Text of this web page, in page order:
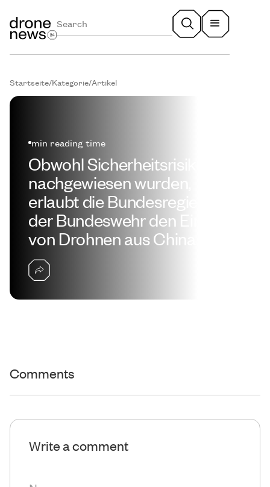
Startseite/Kategorie/Artikel
min reading time
Obwohl Sicherheitsrisiken
nachgewiesen wurden,
erlaubt die Bundesregierung
der Bundeswehr den Einsatz
von Drohnen aus China.
Comments
Write a comment